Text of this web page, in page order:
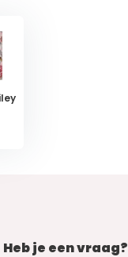
Heb je een vraag?